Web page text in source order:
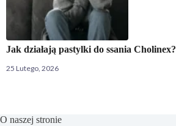
Jak działają pastylki do ssania Cholinex?
25 Lutego, 2026
O naszej stronie